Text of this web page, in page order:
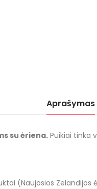
Aprašymas
su ėriena. Puikiai tinka
(Naujosios